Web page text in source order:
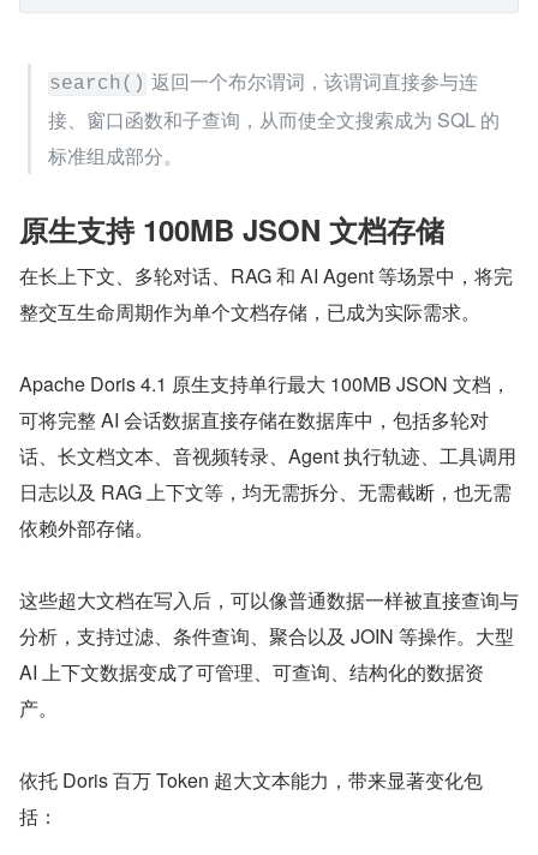
search() 返回一个布尔谓词，该谓词直接参与连
接、窗口函数和子查询，从而使全文搜索成为 SQL 的
标准组成部分。
原生支持 100MB JSON 文档存储
在长上下文、多轮对话、RAG 和 AI Agent 等场景中，将完
整交互生命周期作为单个文档存储，已成为实际需求。
Apache Doris 4.1 原生支持单行最大 100MB JSON 文档，
可将完整 AI 会话数据直接存储在数据库中，包括多轮对
话、长文档文本、音视频转录、Agent 执行轨迹、工具调用
日志以及 RAG 上下文等，均无需拆分、无需截断，也无需
依赖外部存储。
这些超大文档在写入后，可以像普通数据一样被直接查询与
分析，支持过滤、条件查询、聚合以及 JOIN 等操作。大型
AI 上下文数据变成了可管理、可查询、结构化的数据资
产。
依托 Doris 百万 Token 超大文本能力，带来显著变化包
括：